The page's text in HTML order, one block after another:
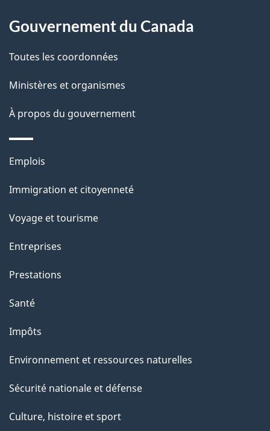
l
a
p
a
g
e
Gouvernement du Canada
Toutes les coordonnées
Ministères et organismes
À propos du gouvernement
Thèmes
sujets
Emplois
Immigration et citoyenneté
Voyage et tourisme
Entreprises
Prestations
Santé
Impôts
Environnement et ressources naturelles
Sécurité nationale et défense
Culture, histoire et sport